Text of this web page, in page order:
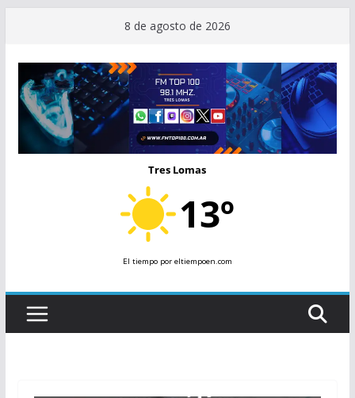
contenido
8 de agosto de 2026
Tres Lomas
13º
El tiempopor eltiempoen.com